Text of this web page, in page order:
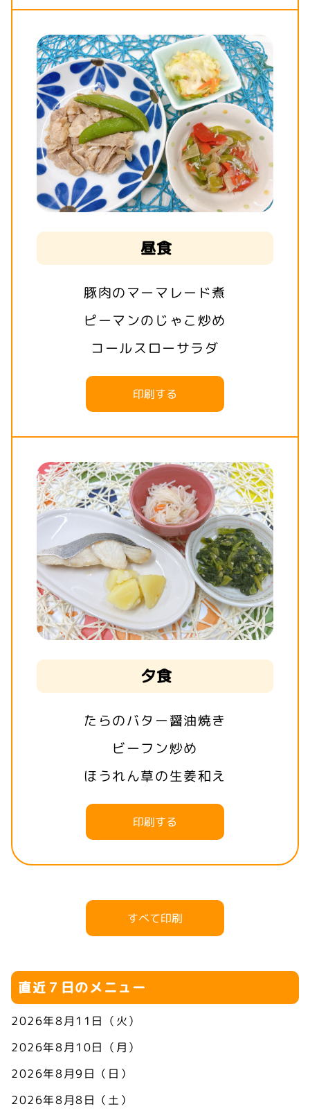
昼食
豚肉のマーマレード煮
ピーマンのじゃこ炒め
コールスローサラダ
印刷する
夕食
たらのバター醤油焼き
ビーフン炒め
ほうれん草の生姜和え
印刷する
すべて印刷
直近７日のメニュー
2026年8月11日（火）
2026年8月10日（月）
2026年8月9日（日）
2026年8月8日（土）